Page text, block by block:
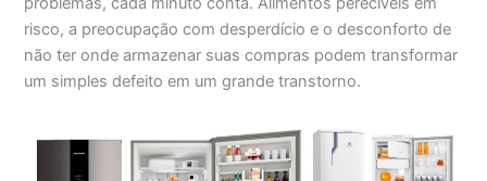
risco, a preocupação com desperdício e o desconforto de
não ter onde armazenar suas compras podem transformar
um simples defeito em um grande transtorno.